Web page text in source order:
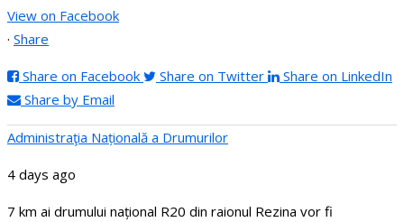
View on Facebook
· Share
Share on Facebook Share on Twitter
Share on LinkedIn
Share by Email
Administraţia Națională a Drumurilor
4 days ago
7 km ai drumului național R20 din raionul Rezina vor fi